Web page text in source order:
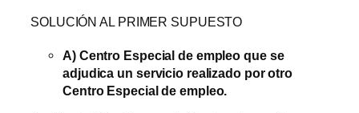
SOLUCIÓN AL PRIMER SUPUESTO
A) Centro Especial de empleo que se
adjudica un servicio realizado por otro
Centro Especial de empleo.